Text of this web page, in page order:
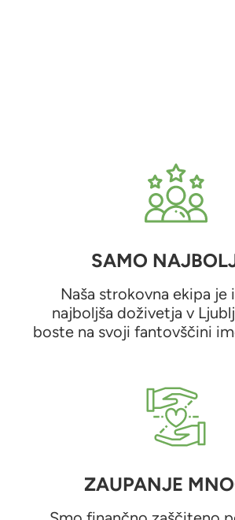
SAMO
Naša strokovna ekipa je
najboljša doživetja v
boste na svoji fantovščini
ZAUPANJE